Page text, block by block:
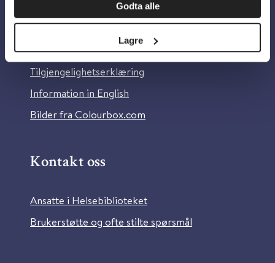
Godta alle
Lagre
Om Helsebiblioteket
Personvern og informasjonskapsler
Tilgjengelighetserklæring
Information in English
Bilder fra Colourbox.com
Kontakt oss
Ansatte i Helsebiblioteket
Brukerstøtte og ofte stilte spørsmål